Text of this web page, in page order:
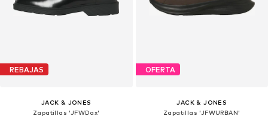
REBAJAS
JACK & JONES
Zapatillas 'JFWDax'
OFERTA
JACK & JONES
Zapatillas 'JFWURBAN'